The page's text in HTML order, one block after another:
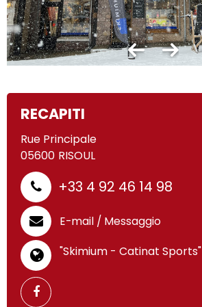
RECAPITI
Rue Principale
05600 RISOUL
+33 4 92 46 14 98
E-mail / Messaggio
"Skimium - Catinat Sports"